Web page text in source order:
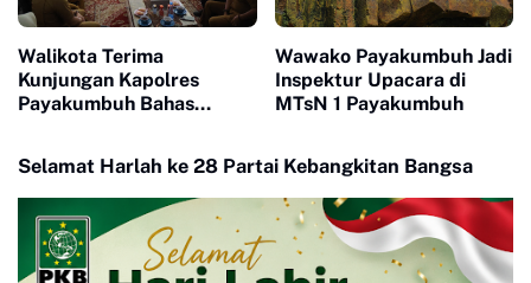
Walikota Terima
Kunjungan Kapolres
Payakumbuh Bahas
Wawako Payakumbuh Jadi
Inspektur Upacara di
MTsN 1 Payakumbuh
Selamat Harlah ke 28 Partai Kebangkitan Bangsa